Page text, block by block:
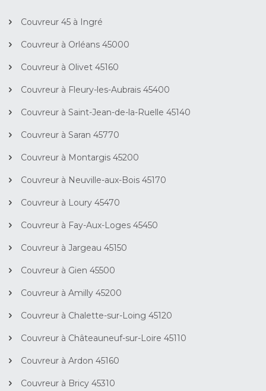
Couvreur 45 à Ingré
Couvreur à Orléans 45000
Couvreur à Olivet 45160
Couvreur à Fleury-les-Aubrais 45400
Couvreur à Saint-Jean-de-la-Ruelle 45140
Couvreur à Saran 45770
Couvreur à Montargis 45200
Couvreur à Neuville-aux-Bois 45170
Couvreur à Loury 45470
Couvreur à Fay-Aux-Loges 45450
Couvreur à Jargeau 45150
Couvreur à Gien 45500
Couvreur à Amilly 45200
Couvreur à Chalette-sur-Loing 45120
Couvreur à Châteauneuf-sur-Loire 45110
Couvreur à Ardon 45160
Couvreur à Bricy 45310